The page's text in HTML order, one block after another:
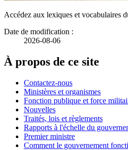
Accédez aux lexiques et vocabulaires
Date de modification :
2026-08-06
À propos de ce site
Contactez-nous
Ministères et organismes
Fonction publique et force
Nouvelles
Traités, lois et règlements
Rapports à l'échelle du
Premier ministre
Comment le gouvernement